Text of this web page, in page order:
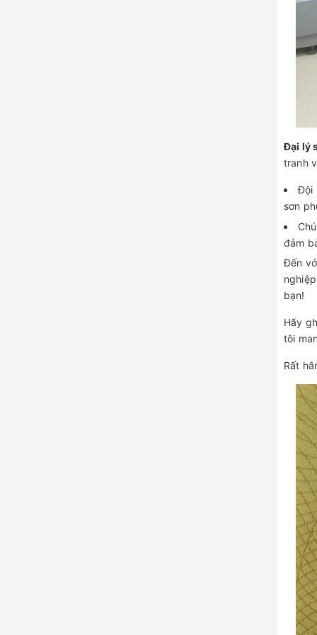
Đại lý
tranh
Đội
sơn
đảm
Đến
bạn!
Hãy
tôi
Rất